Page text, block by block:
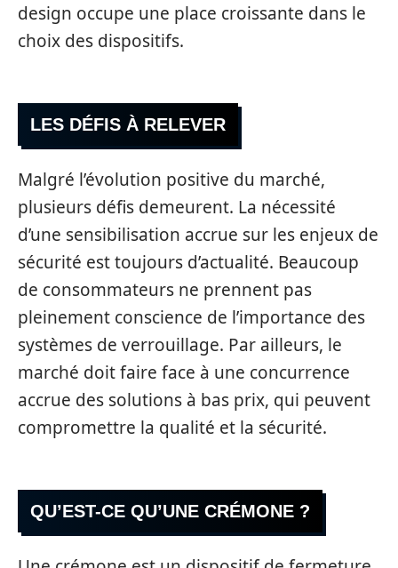
design occupe une place croissante dans le
choix des dispositifs.
LES DÉFIS À RELEVER
Malgré l’évolution positive du marché,
plusieurs défis demeurent. La nécessité
d’une sensibilisation accrue sur les enjeux de
sécurité est toujours d’actualité. Beaucoup
de consommateurs ne prennent pas
pleinement conscience de l’importance des
systèmes de verrouillage. Par ailleurs, le
marché doit faire face à une concurrence
accrue des solutions à bas prix, qui peuvent
compromettre la qualité et la sécurité.
QU’EST-CE QU’UNE CRÉMONE ?